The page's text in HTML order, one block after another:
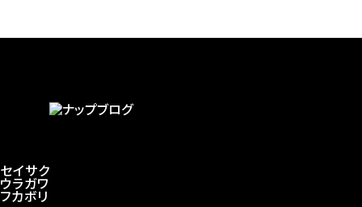
セイサク
ウラガワ
フカボリ